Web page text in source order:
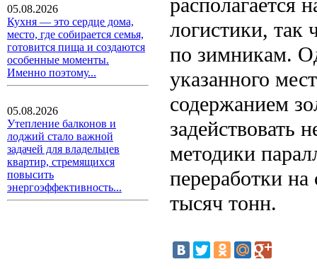
05.08.2026
Кухня — это сердце дома,
место, где собирается семья,
готовится пища и создаются
особенные моменты.
Именно поэтому...
05.08.2026
Утепление балконов и
лоджий стало важной
задачей для владельцев
квартир, стремящихся
повысить
энергоэффективность...
располагается
логистики, так
по зимникам.
указанного
содержанием
задействовать
методики
переработки на
тысяч тонн.